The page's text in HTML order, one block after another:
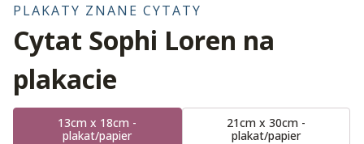
PLAKATY ZNANE CYTATY
Cytat Sophi Loren na
plakacie
13cm x 18cm -
plakat/papier
21cm x 30cm -
plakat/papier